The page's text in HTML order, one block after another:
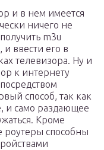
и в нем имеется
ничего не
m3u
и ввести его в
телевизора. Ну и
к интернету
способ, так как
и само раздающее
Кроме
роутеры способны